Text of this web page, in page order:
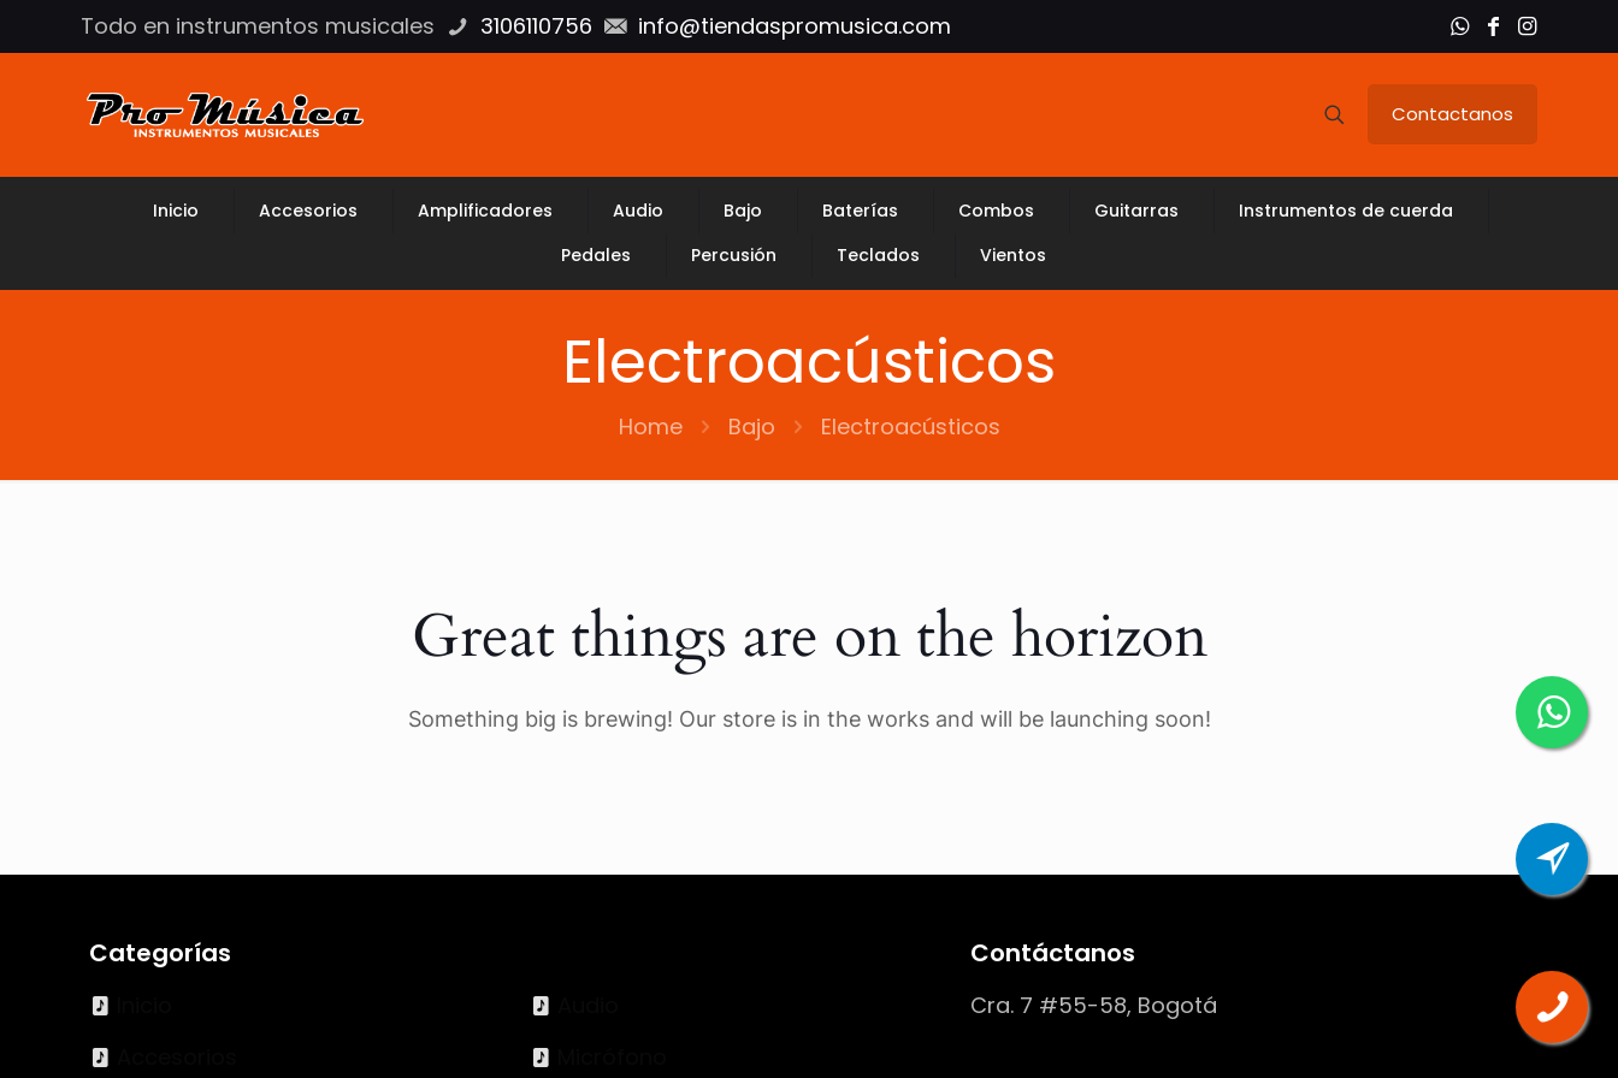
Todo en instrumentos musicales 3106110756 info@tiendaspromusica.com
Contactanos
Inicio Accesorios Amplificadores Audio Bajo Baterías Combos Guitarras
Instrumentos de cuerda
Pedales
Percusión Teclados Vientos
Electroacústicos
Home Bajo Electroacústicos
Great things are on the horizon
Something big is brewing! Our store is in the works and will be launching soon!
Categorías Contáctanos
Cra. 7 #55-58, Bogotá